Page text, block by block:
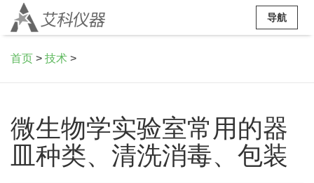
导航
首页 > 技术 >
微生物学实验室常用的器
皿种类、清洗消毒、包装